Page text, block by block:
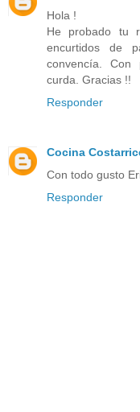
Hola !
He probado tu
encurtidos de
convencía. Con
curda. Gracias !!
Responder
Cocina
Con todo gusto
Responder